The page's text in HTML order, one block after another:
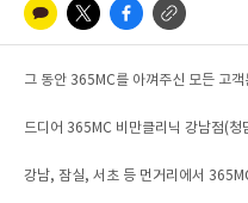
그 동안 365MC를 아껴주신 모든 고객
드디어 365MC 비만클리닉 강남점(청
강남, 잠실, 서초 등 먼거리에서